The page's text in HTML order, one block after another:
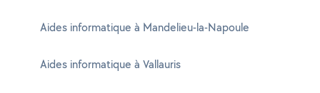
Aides informatique à Mandelieu-la-Napoule
Aides informatique à Vallauris